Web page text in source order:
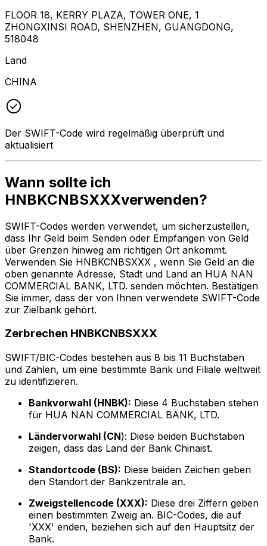
FLOOR 18, KERRY PLAZA, TOWER ONE, 1
ZHONGXINSI ROAD, SHENZHEN, GUANGDONG,
518048
Land
CHINA
Der SWIFT-Code wird regelmäßig überprüft und
aktualisiert
Wann sollte ich
HNBKCNBSXXXverwenden?
SWIFT-Codes werden verwendet, um sicherzustellen,
dass Ihr Geld beim Senden oder Empfangen von Geld
über Grenzen hinweg am richtigen Ort ankommt.
Verwenden Sie HNBKCNBSXXX , wenn Sie Geld an die
oben genannte Adresse, Stadt und Land an HUA NAN
COMMERCIAL BANK, LTD. senden möchten. Bestätigen
Sie immer, dass der von Ihnen verwendete SWIFT-Code
zur Zielbank gehört.
Zerbrechen HNBKCNBSXXX
SWIFT/BIC-Codes bestehen aus 8 bis 11 Buchstaben
und Zahlen, um eine bestimmte Bank und Filiale weltweit
zu identifizieren.
Bankvorwahl (HNBK): Diese 4 Buchstaben stehen
für HUA NAN COMMERCIAL BANK, LTD.
Ländervorwahl (CN): Diese beiden Buchstaben
zeigen, dass das Land der Bank Chinaist.
Standortcode (BS): Diese beiden Zeichen geben
den Standort der Bankzentrale an.
Zweigstellencode (XXX): Diese drei Ziffern geben
einen bestimmten Zweig an. BIC-Codes, die auf
'XXX' enden, beziehen sich auf den Hauptsitz der
Bank.